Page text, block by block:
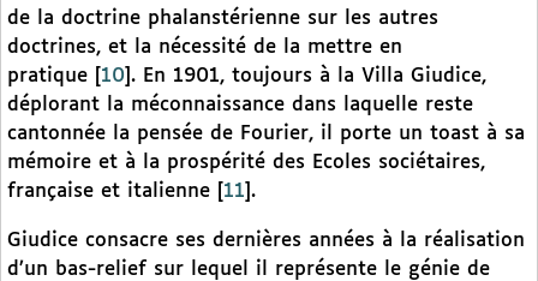
de la doctrine phalanstérienne sur les autres
doctrines, et la nécessité de la mettre en
pratique
10 . En 1901, toujours à la Villa Giudice,
déplorant la méconnaissance dans laquelle reste
cantonnée la pensée de Fourier, il porte un toast à sa
mémoire et à la prospérité des Ecoles sociétaires,
française et italienne
11 .
Giudice consacre ses dernières années à la réalisation
d’un bas-relief sur lequel il représente le génie de